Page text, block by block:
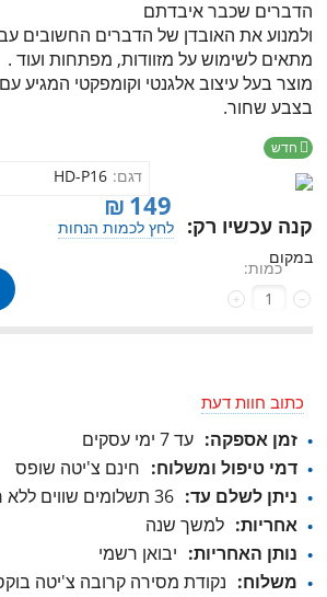
הדברים שכבר איבדתם
ולמנוע את האובדן של הדברים החשובים
מתאים לשימוש על מזוודות, מפתחות ועוד .
מוצר בעל עיצוב אלגנטי וקומפקטי המגיע
בצבע שחור.
חדש 
דגם: HD-P16
כמות:
+ −
קנה עכשיו רק:
149
₪
לחץ לכמות הנחות
במקום
כתוב חוות דעת
זמן אספקה: עד 7 ימי עסקים
דמי טיפול ומשלוח: חינם צ'יטה שופס
ניתן לשלם עד: 36 תשלומים שווים ללא ריבית
אחריות: למשך שנה
נותן האחריות: יבואן רשמי
משלוח: נקודת מסירה קרובה צ'יטה